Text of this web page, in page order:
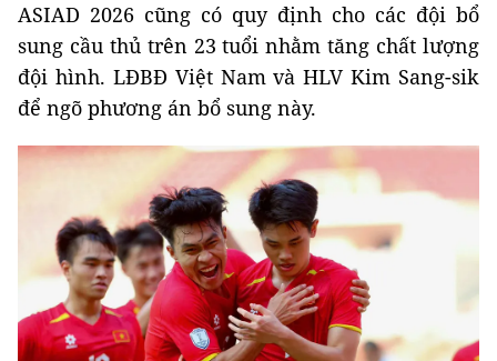
ASIAD 2026 cũng có quy định cho các đội bổ
sung cầu thủ trên 23 tuổi nhằm tăng chất lượng
đội hình. LĐBĐ Việt Nam và HLV Kim Sang-sik
để ngõ phương án bổ sung này.